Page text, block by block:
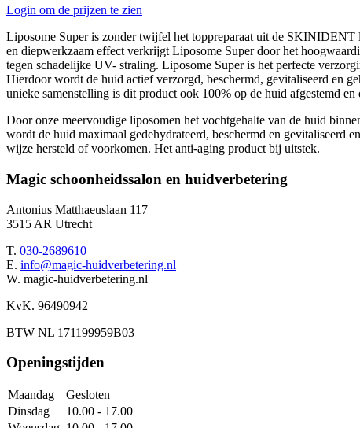
Login om de prijzen te zien
Liposome Super is zonder twijfel het toppreparaat uit de
en diepwerkzaam effect verkrijgt Liposome Super door het
tegen schadelijke UV- straling. Liposome Super is het perfecte
Hierdoor wordt de huid actief verzorgd, beschermd, gevitaliseerd en
unieke samenstelling is dit product ook 100% op de huid afgestemd
Door onze meervoudige liposomen het vochtgehalte van de huid
wordt de huid maximaal gedehydrateerd, beschermd en gevitaliseerd
wijze hersteld of voorkomen. Het anti-aging product bij uitstek.
Magic schoonheidssalon en huidverbetering
Antonius Matthaeuslaan 117
3515 AR Utrecht
T. 030-2689610
E. info@magic-huidverbetering.nl
W. magic-huidverbetering.nl
KvK. 96490942
BTW NL 171199959B03
Openingstijden
Maandag
Gesloten
Dinsdag
10.00 - 17.00